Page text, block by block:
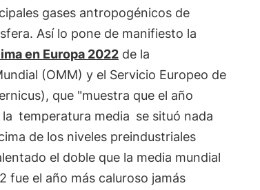
gases antropogénicos de
Así lo pone de manifiesto la
en Europa 2022de la
(OMM) y el Servicio Europeo de
que "muestra que el año
temperatura media se situó nada
de los niveles preindustriales
el doble que la media mundial
fue el año más caluroso jamás